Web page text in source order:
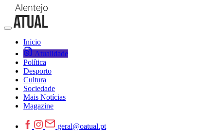
Início
Atualidade
Política
Desporto
Cultura
Sociedade
Mais Notícias
Magazine
geral@oatual.pt